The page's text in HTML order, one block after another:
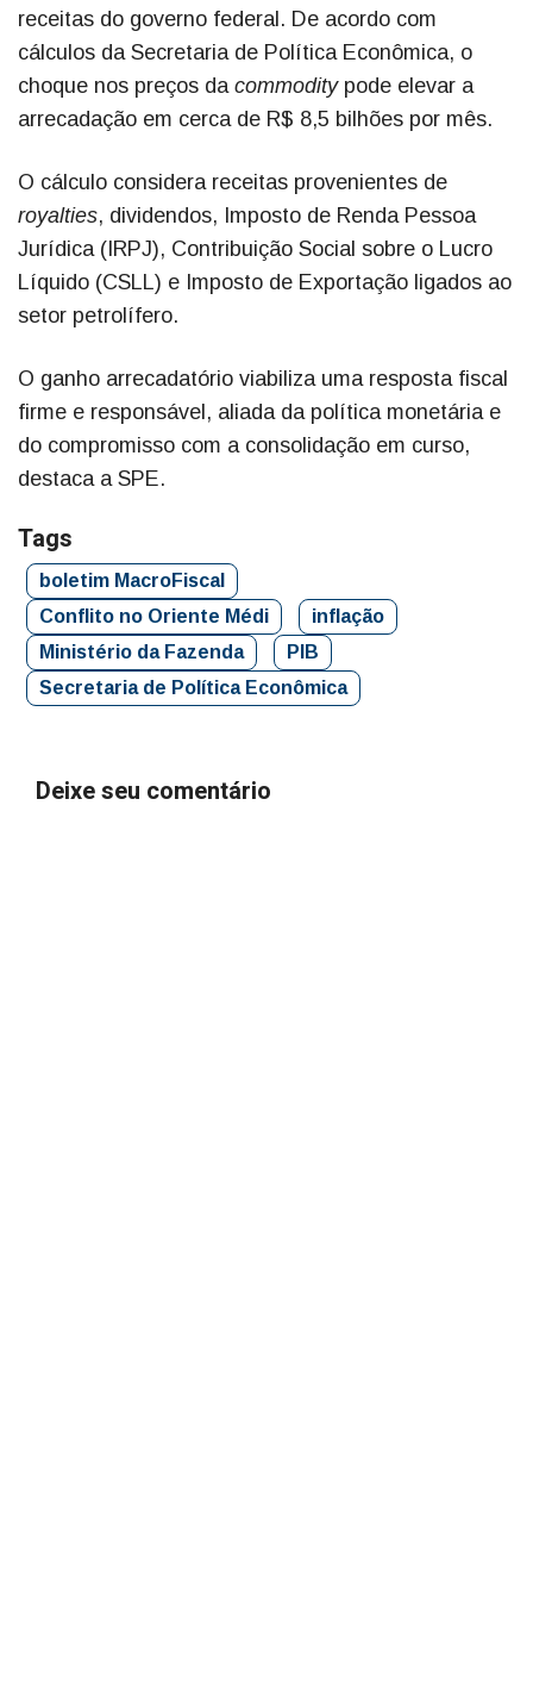
receitas do governo federal. De acordo com
cálculos da Secretaria de Política Econômica, o
choque nos preços da commoditypode elevar a
arrecadação em cerca de R$ 8,5 bilhões por mês.
O cálculo considera receitas provenientes de
royalties, dividendos, Imposto de Renda Pessoa
Jurídica (IRPJ), Contribuição Social sobre o Lucro
Líquido (CSLL) e Imposto de Exportação ligados ao
setor petrolífero.
O ganho arrecadatório viabiliza uma resposta fiscal
firme e responsável, aliada da política monetária e
do compromisso com a consolidação em curso,
destaca a SPE.
Tags
boletim MacroFiscal
Conflito no Oriente Médi
inflação
Ministério da Fazenda
PIB
Secretaria de Política Econômica
Deixe seu comentário